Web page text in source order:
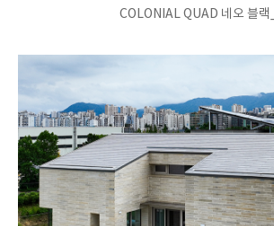
COLONIAL QUAD 네오 블랙